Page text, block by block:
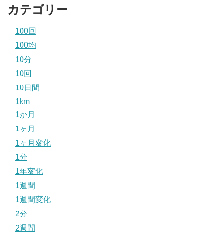
カテゴリー
100回
100均
10分
10回
10日間
1km
1か月
1ヶ月
1ヶ月変化
1分
1年変化
1週間
1週間変化
2分
2週間